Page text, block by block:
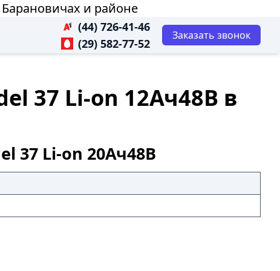
Барановичах и районе
(44) 726-41-46
(29) 582-77-52
Заказать звонок
37 Li-on 12Ач48В в
37 Li-on 20Ач48В